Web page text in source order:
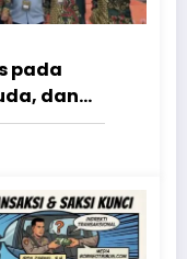
pada
dan
bagi